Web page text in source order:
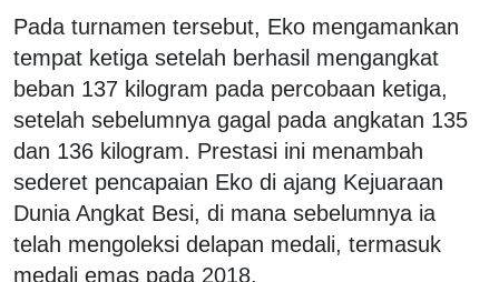
Pada turnamen tersebut, Eko mengamankan
tempat ketiga setelah berhasil mengangkat
beban 137 kilogram pada percobaan ketiga,
setelah sebelumnya gagal pada angkatan 135
dan 136 kilogram. Prestasi ini menambah
sederet pencapaian Eko di ajang Kejuaraan
Dunia Angkat Besi, di mana sebelumnya ia
telah mengoleksi delapan medali, termasuk
medali emas pada 2018.